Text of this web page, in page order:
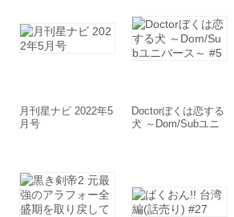
月刊星ナビ 2022年5
月号
Doctorぼくは恋する
犬 ～Dom/Subユニ